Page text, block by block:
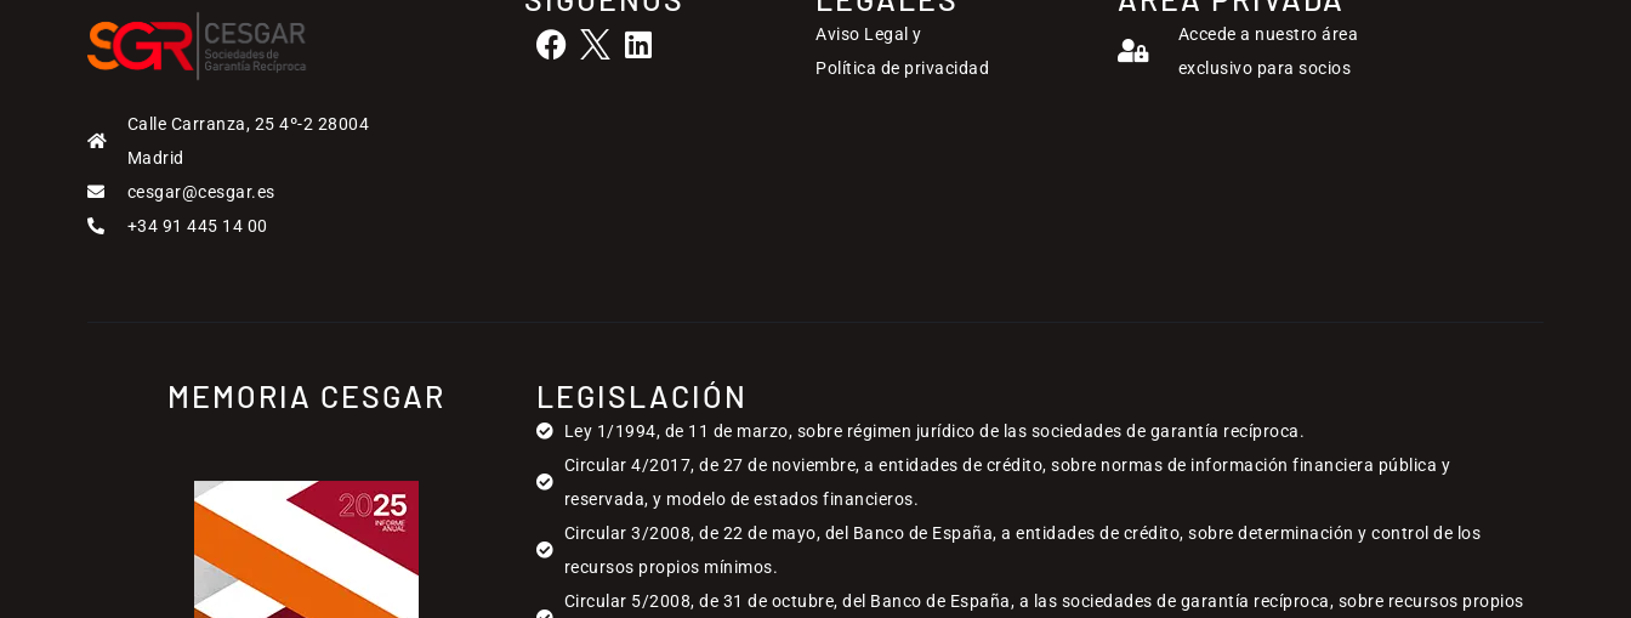
Calle Carranza, 25 4º-2 28004
Madrid
cesgar@cesgar.es
+34 91 445 14 00
Aviso Legal y
Política de privacidad
Accede a nuestro área
exclusivo para socios
MEMORIA CESGAR LEGISLACIÓN
Ley 1/1994, de 11 de marzo, sobre régimen jurídico de las sociedades de garantía recíproca.
Circular 4/2017, de 27 de noviembre, a entidades de crédito, sobre normas de información financiera pública y
reservada, y modelo de estados financieros.
Circular 3/2008, de 22 de mayo, del Banco de España, a entidades de crédito, sobre determinación y control de los
recursos propios mínimos.
Circular 5/2008, de 31 de octubre, del Banco de España, a las sociedades de garantía recíproca, sobre recursos propios